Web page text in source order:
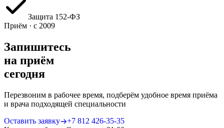
Защита 152‑ФЗ
Приём · с 2009
Запишитесь
на приём
сегодня
Перезвоним в рабочее время, подберём удобное время приёма
и врача подходящей специальности
Оставить заявку
+7 812 426‑35‑35